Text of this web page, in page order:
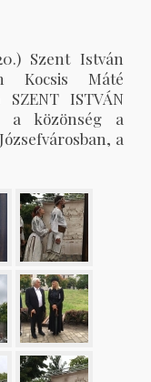
Szent István
Kocsis Máté
ISTVÁN
a közönség a
a